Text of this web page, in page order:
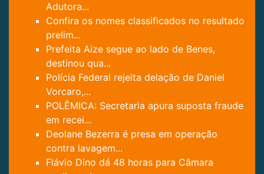
Adutora...
Confira os nomes classificados no resultado
prelim...
Prefeita Aize segue ao lado de Benes,
destinou qua...
Polícia Federal rejeita delação de Daniel
Vorcaro,...
POLÊMICA: Secretaria apura suposta fraude
em recei...
Deolane Bezerra é presa em operação
contra lavagem...
Flávio Dino dá 48 horas para Câmara